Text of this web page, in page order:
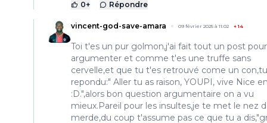
0+ Répondre
vincent-god-save-amara 09 février 2025 à 11:02 +14
Toi t'es un pur golmon,j'ai fait tout un post pour
argumenter et comme t'es une truffe sans
cervelle,et que tu t'es retrouvé come un
repondu:" Aller tu as raison, YOUPI, vive Nice
:D.",alors bon question argumentaire on a vu
mieux.Pareil pour les insultes,je te met le nez
merde,du coup t'assume pas ce que tu a